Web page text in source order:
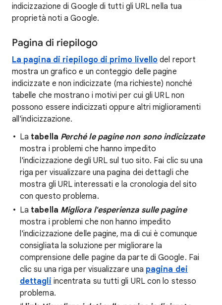
indicizzazione di Google di tutti gli URL nella tua
proprietà noti a Google.
Pagina di riepilogo
La pagina di riepilogo di primo livello del report
mostra un grafico e un conteggio delle pagine
indicizzate e non indicizzate (ma richieste) nonché
tabelle che mostrano i motivi per cui gli URL non
possono essere indicizzati oppure altri miglioramenti
all'indicizzazione.
La tabella Perché le pagine non sono indicizzate
mostra i problemi che hanno impedito
l'indicizzazione degli URL sul tuo sito. Fai clic su una
riga per visualizzare una pagina dei dettagli che
mostra gli URL interessati e la cronologia del sito
con questo problema.
La tabella Migliora l'esperienza sulle pagine
mostra i problemi che non hanno impedito
l'indicizzazione delle pagine, ma di cui è comunque
consigliata la soluzione per migliorare la
comprensione delle pagine da parte di Google. Fai
clic su una riga per visualizzare una pagina dei
dettagli incentrata su tutti gli URL con lo stesso
problema.